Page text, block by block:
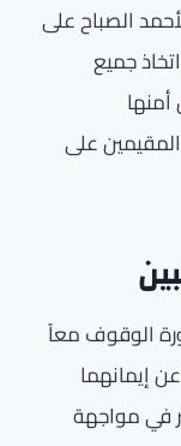
الصباح على
جميع
أمنها
على
الوقوف معاً
إيمانهما
في مواجهة